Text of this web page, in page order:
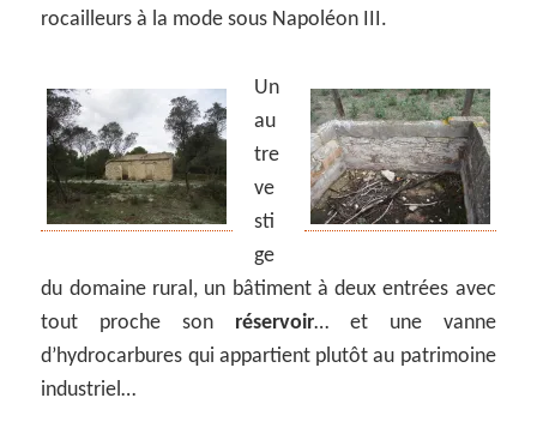
rocailleurs à la mode sous Napoléon III.
Un
au
tre
ve
sti
ge
du domaine rural, un bâtiment à deux entrées avec
tout proche son réservoir… et une vanne
d’hydrocarbures qui appartient plutôt au patrimoine
industriel…